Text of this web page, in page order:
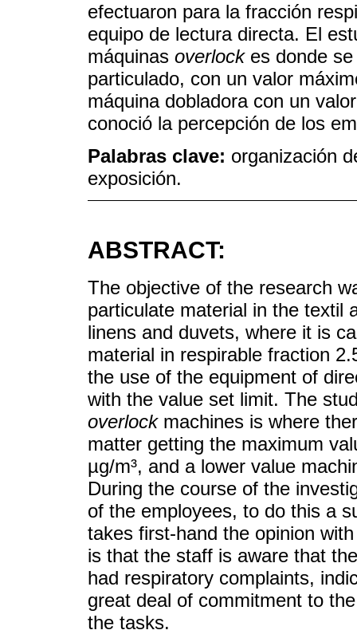
efectuaron para la fracción
equipo de lectura directa. El
máquinas overlockes donde se
particulado, con un valor
máquina dobladora con un
conoció la percepción de los
Palabras clave: organización
exposición.
ABSTRACT:
The objective of the research
particulate material in the textil
linens and duvets, where it is
material in respirable fraction
the use of the equipment of
with the value set limit. The
overlockmachines is where
matter getting the maximum
µg/m³, and a lower value
During the course of the
of the employees, to do this a
takes first-hand the opinion
is that the staff is aware that
had respiratory complaints,
great deal of commitment to
the tasks.